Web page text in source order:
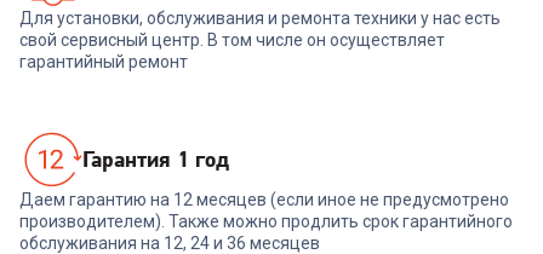
Для установки, обслуживания и ремонта техники у нас есть
свой сервисный центр. В том числе он осуществляет
гарантийный ремонт
Гарантия 1 год
Даем гарантию на 12 месяцев (если иное не предусмотрено
производителем). Также можно продлить срок гарантийного
обслуживания на 12, 24 и 36 месяцев